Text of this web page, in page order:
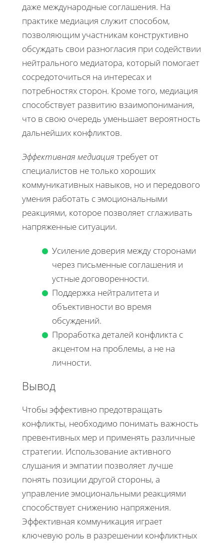
даже международные соглашения. На
практике медиация служит способом,
позволяющим участникам конструктивно
обсуждать свои разногласия при содействии
нейтрального медиатора, который помогает
сосредоточиться на интересах и
потребностях сторон. Кроме того, медиация
способствует развитию взаимопонимания,
что в свою очередь уменьшает вероятность
дальнейших конфликтов.
Эффективная медиация требует от
специалистов не только хороших
коммуникативных навыков, но и передового
умения работать с эмоциональными
реакциями, которое позволяет сглаживать
напряженные ситуации.
Усиление доверия между сторонами
через письменные соглашения и
устные договоренности.
Поддержка нейтралитета и
объективности во время
обсуждений.
Проработка деталей конфликта с
акцентом на проблемы, а не на
личности.
Вывод
Чтобы эффективно предотвращать
конфликты, необходимо понимать важность
превентивных мер и применять различные
стратегии. Использование активного
слушания и эмпатии позволяет лучше
понять позиции другой стороны, а
управление эмоциональными реакциями
способствует снижению напряжения.
Эффективная коммуникация играет
ключевую роль в разрешении конфликтных